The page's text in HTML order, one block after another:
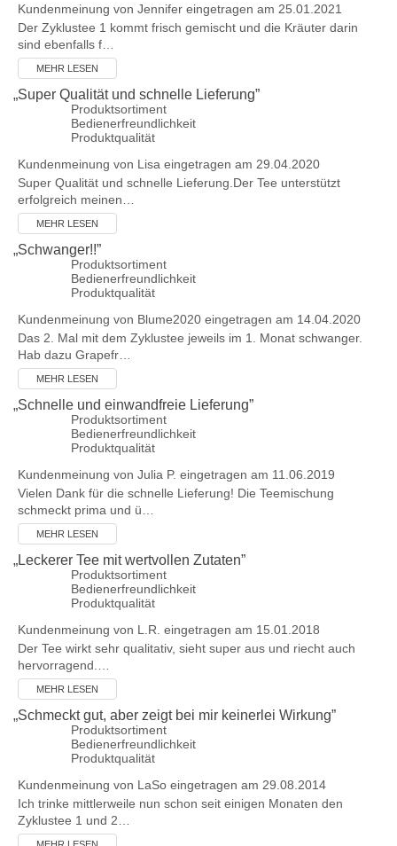
Kundenmeinung von Jennifer eingetragen am 25.01.2021
Der Zyklustee 1 kommt frisch gemischt und die Kräuter darin
sind ebenfalls f…
MEHR LESEN
„Super Qualität und schnelle Lieferung”
Produktsortiment
Bedienerfreundlichkeit
Produktqualität
Kundenmeinung von Lisa eingetragen am 29.04.2020
Super Qualität und schnelle Lieferung.Der Tee unterstützt
erfolgreich meinen…
MEHR LESEN
„Schwanger!!”
Produktsortiment
Bedienerfreundlichkeit
Produktqualität
Kundenmeinung von Blume2020 eingetragen am 14.04.2020
Das 2. Mal mit dem Zyklustee jeweils im 1. Monat schwanger.
Hab dazu Grapefr…
MEHR LESEN
„Schnelle und einwandfreie Lieferung”
Produktsortiment
Bedienerfreundlichkeit
Produktqualität
Kundenmeinung von Julia P. eingetragen am 11.06.2019
Vielen Dank für die schnelle Lieferung! Die Teemischung
schmeckt prima und ü…
MEHR LESEN
„Leckerer Tee mit wertvollen Zutaten”
Produktsortiment
Bedienerfreundlichkeit
Produktqualität
Kundenmeinung von L.R. eingetragen am 15.01.2018
Der Tee wirkt sehr qualitativ, sieht super aus und riecht auch
hervorragend.…
MEHR LESEN
„Schmeckt gut, aber zeigt bei mir keinerlei Wirkung”
Produktsortiment
Bedienerfreundlichkeit
Produktqualität
Kundenmeinung von LaSo eingetragen am 29.08.2014
Ich trinke mittlerweile nun schon seit einigen Monaten den
Zyklustee 1 und 2…